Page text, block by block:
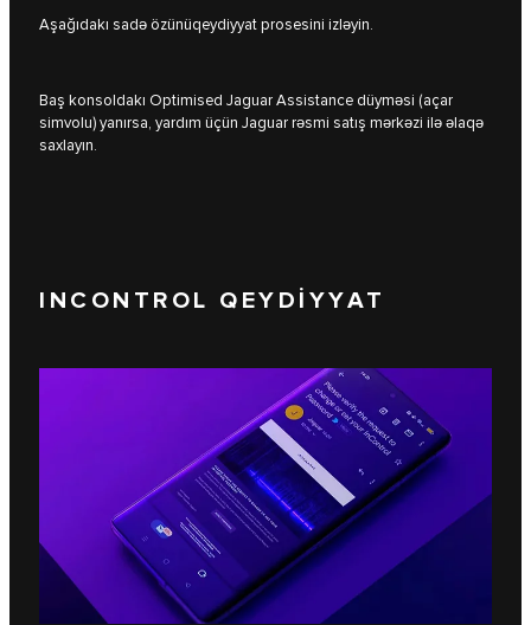
Aşağıdakı sadə özünüqeydiyyat prosesini izləyin.
Baş konsoldakı Optimised Jaguar Assistance düyməsi (açar
simvolu) yanırsa, yardım üçün Jaguar rəsmi satış mərkəzi ilə əlaqə
saxlayın.
INCONTROL QEYDİYYAT